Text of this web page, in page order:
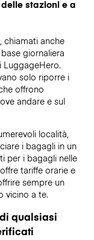
stazioni e a
chiamati anche
giornaliera
LuggageHero.
solo riporre i
offrono
andare e sul
località,
i bagagli in un
per i bagagli nelle
tariffe orarie e
sempre un
vicino a te.
qualsiasi